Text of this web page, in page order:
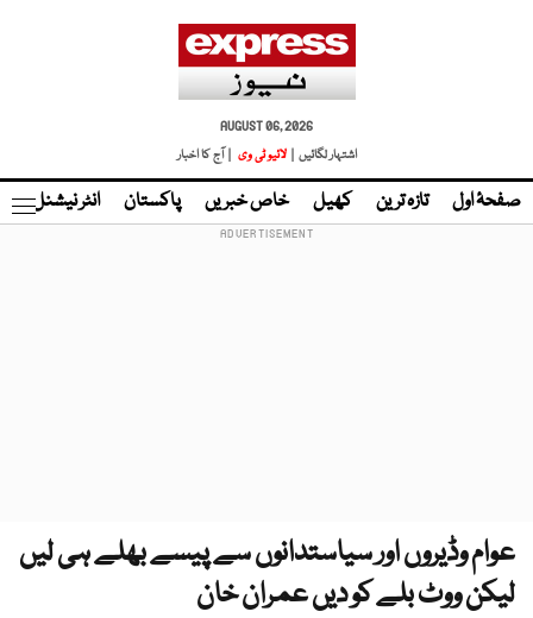
AUGUST 06, 2026
اشتہار لگائیں |
لائیو ٹی وی | آج کا اخبار
صفحۂ اول تازہ ترین کھیل خاص خبریں پاکستان انٹر نیشنل
عوام وڈیروں اور سیاستدانوں سے پیسے بھلے ہی لیں
لیکن ووٹ بلے کو دیں عمران خان